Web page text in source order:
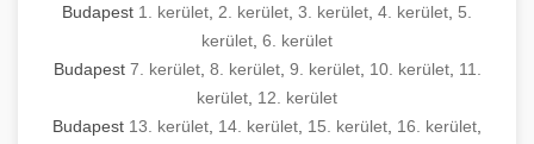
Budapest 1. kerület 2. kerület 3. kerület 4. kerület 5.
kerület 6. kerület
Budapest 7. kerület, 8. kerület, 9. kerület, 10. kerület, 11.
kerület 12. kerület
Budapest 13. kerület 14. kerület 15. kerület 16. kerület